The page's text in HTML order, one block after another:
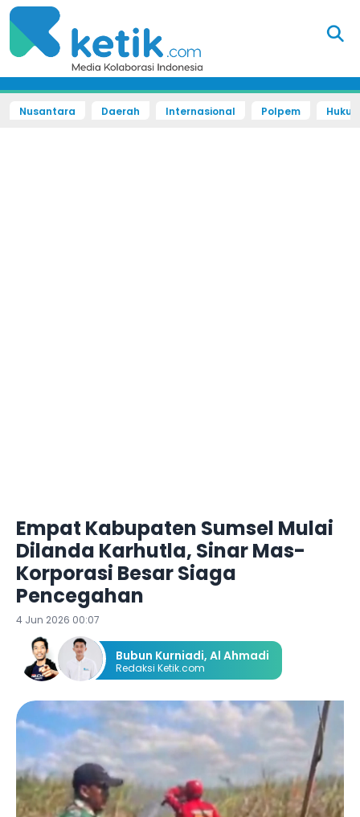
Nusantara Daerah Internasional Polpem
Empat Kabupaten Sumsel Mulai
Dilanda Karhutla, Sinar Mas-
Korporasi Besar Siaga
Pencegahan
4 Jun 2026 00:07
Bubun Kurniadi, Al Ahmadi
Redaksi Ketik.com